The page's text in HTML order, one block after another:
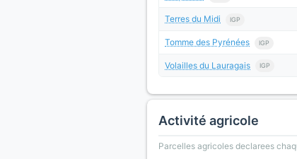
Terres du Midi IGP
Tomme des Pyrénées IGP
Volailles du Lauragais IGP
Activité agricole
Parcelles agricoles declarees